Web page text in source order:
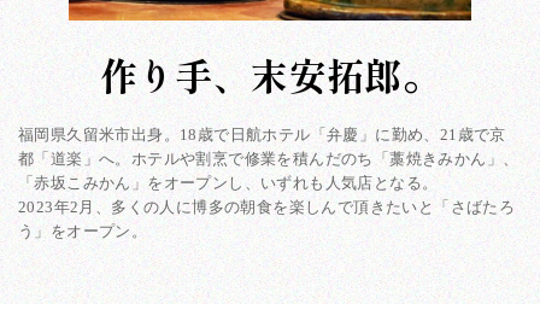
作り手、末安拓郎。
福岡県久留米市出身。18歳で日航ホテル「弁慶」に勤め、21歳で京
都「道楽」へ。ホテルや割烹で修業を積んだのち「藁焼きみかん」、
「赤坂こみかん」をオープンし、いずれも人気店となる。
2023年2月、多くの人に博多の朝食を楽しんで頂きたいと「さばたろ
う」をオープン。